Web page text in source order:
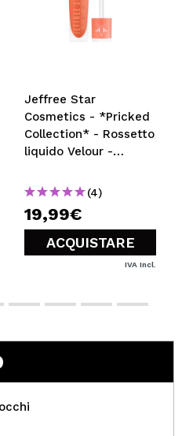
Jeffree Star
Cosmetics - *Pricked
Collection* - Rossetto
liquido Velour -
(4)
19,99€
ACQUISTARE
IVA Incl.